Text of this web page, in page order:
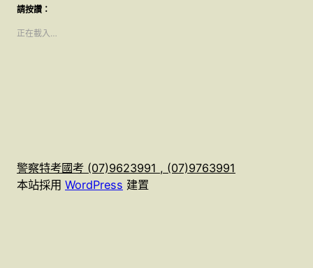
請按讚：
正在載入…
警察特考國考 (07)9623991 , (07)9763991
本站採用 WordPress 建置